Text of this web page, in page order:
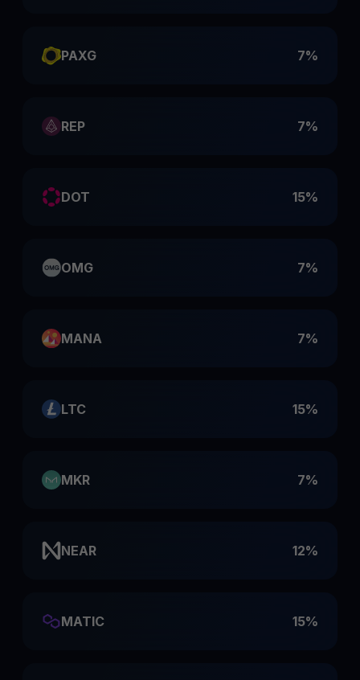
PAXG 7%
REP 7%
DOT 15%
OMG 7%
MANA 7%
LTC 15%
MKR 7%
NEAR 12%
MATIC 15%